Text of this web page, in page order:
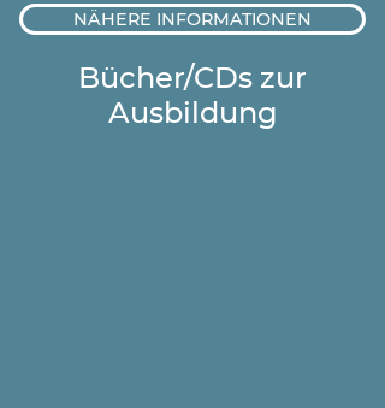
NÄHERE INFORMATIONEN
Bücher/CDs zur
Ausbildung